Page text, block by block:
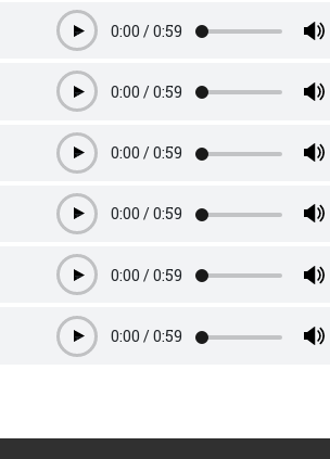
Play0:00 /0:59
Play0:00 /0:59
Play0:00 /0:59
Play0:00 /0:59
Play0:00 /0:59
Play0:00 /0:59